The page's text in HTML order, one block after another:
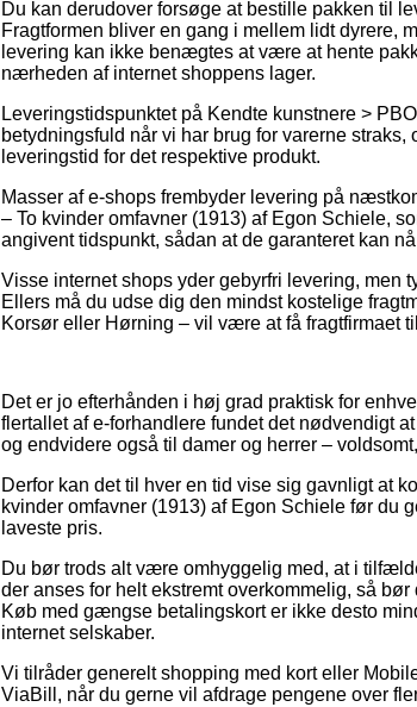
Du kan derudover forsøge at bestille pakken til
Fragtformen bliver en gang i mellem lidt dyrere,
levering kan ikke benægtes at være at hente
nærheden af internet shoppens lager.
Leveringstidspunktet på Kendte kunstnere >
betydningsfuld når vi har brug for varerne
leveringstid for det respektive produkt.
Masser af e-shops frembyder levering på
– To kvinder omfavner (1913) af Egon Schiele,
angivent tidspunkt, sådan at de garanteret kan
Visse internet shops yder gebyrfri levering, men
Ellers må du udse dig den mindst kostelige
Korsør eller Hørning – vil være at få fragtfirmaet
Det er jo efterhånden i høj grad praktisk for
flertallet af e-forhandlere fundet det nødvendigt
og endvidere også til damer og herrer –
Derfor kan det til hver en tid vise sig gavnligt at
kvinder omfavner (1913) af Egon Schiele før du
laveste pris.
Du bør trods alt være omhyggelig med, at i
der anses for helt ekstremt overkommelig, så
Køb med gængse betalingskort er ikke desto
internet selskaber.
Vi tilråder generelt shopping med kort eller
ViaBill, når du gerne vil afdrage pengene over